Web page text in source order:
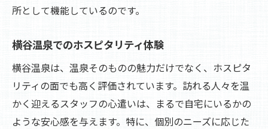
所として機能しているのです。
横谷温泉でのホスピタリティ体験
横谷温泉は、温泉そのものの魅力だけでなく、ホスピタ
リティの面でも高く評価されています。訪れる人々を温
かく迎えるスタッフの心遣いは、まるで自宅にいるかの
ような安心感を与えます。特に、個別のニーズに応じた